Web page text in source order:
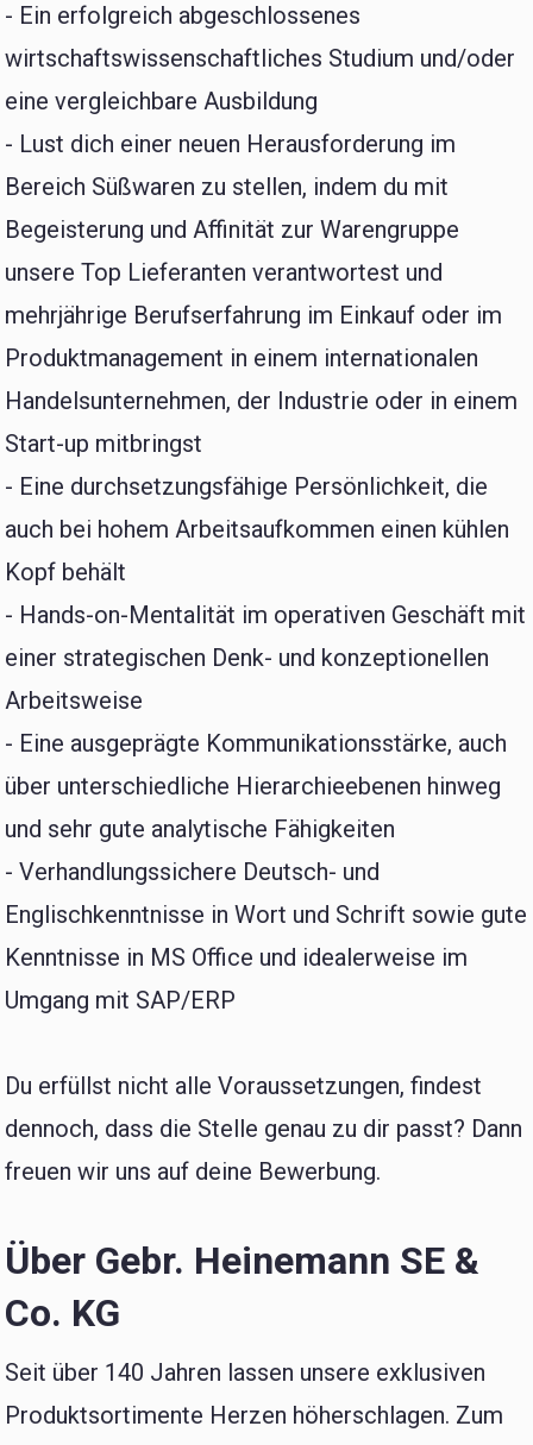
- Ein erfolgreich abgeschlossenes
wirtschaftswissenschaftliches Studium und/oder
eine vergleichbare Ausbildung
- Lust dich einer neuen Herausforderung im
Bereich Süßwaren zu stellen, indem du mit
Begeisterung und Affinität zur Warengruppe
unsere Top Lieferanten verantwortest und
mehrjährige Berufserfahrung im Einkauf oder im
Produktmanagement in einem internationalen
Handelsunternehmen, der Industrie oder in einem
Start-up mitbringst
- Eine durchsetzungsfähige Persönlichkeit, die
auch bei hohem Arbeitsaufkommen einen kühlen
Kopf behält
- Hands-on-Mentalität im operativen Geschäft mit
einer strategischen Denk- und konzeptionellen
Arbeitsweise
- Eine ausgeprägte Kommunikationsstärke, auch
über unterschiedliche Hierarchieebenen hinweg
und sehr gute analytische Fähigkeiten
- Verhandlungssichere Deutsch- und
Englischkenntnisse in Wort und Schrift sowie gute
Kenntnisse in MS Office und idealerweise im
Umgang mit SAP/ERP
Du erfüllst nicht alle Voraussetzungen, findest
dennoch, dass die Stelle genau zu dir passt? Dann
freuen wir uns auf deine Bewerbung.
Über Gebr. Heinemann SE &
Co. KG
Seit über 140 Jahren lassen unsere exklusiven
Produktsortimente Herzen höherschlagen. Zum